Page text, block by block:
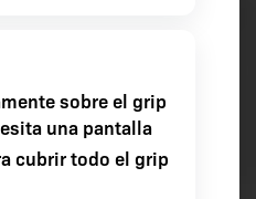
sobre el grip
una pantalla
cubrir todo el grip